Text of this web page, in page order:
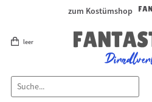
zum Kostümshop
leer